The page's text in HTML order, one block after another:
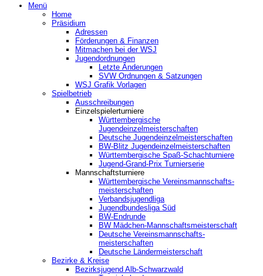
Menü
Home
Präsidium
Adressen
Förderungen & Finanzen
Mitmachen bei der WSJ
Jugendordnungen
Letzte Änderungen
SVW Ordnungen & Satzungen
WSJ Grafik Vorlagen
Spielbetrieb
Ausschreibungen
Einzelspielerturniere
Württembergische
Jugendeinzelmeisterschaften
Deutsche Jugendeinzelmeisterschaften
BW-Blitz Jugendeinzelmeisterschaften
Württembergische Spaß-Schachturniere
Jugend-Grand-Prix Turnierserie
Mannschaftsturniere
Württembergische Vereinsmannschafts-
meisterschaften
Verbandsjugendliga
Jugendbundesliga Süd
BW-Endrunde
BW Mädchen-Mannschaftsmeisterschaft
Deutsche Vereinsmannschafts-
meisterschaften
Deutsche Ländermeisterschaft
Bezirke & Kreise
Bezirksjugend Alb-Schwarzwald